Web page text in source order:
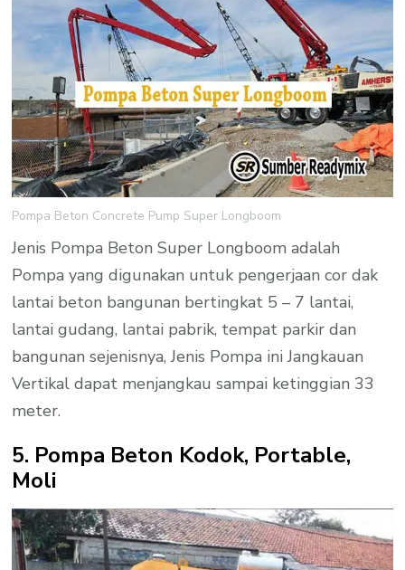
Pompa Beton Concrete Pump Super Longboom
Jenis Pompa Beton Super Longboom adalah
Pompa yang digunakan untuk pengerjaan cor dak
lantai beton bangunan bertingkat 5 – 7 lantai,
lantai gudang, lantai pabrik, tempat parkir dan
bangunan sejenisnya, Jenis Pompa ini Jangkauan
Vertikal dapat menjangkau sampai ketinggian 33
meter.
5. Pompa Beton Kodok, Portable,
Moli